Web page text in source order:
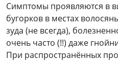
Симптомы проявляются в
бугорков в местах
зуда (не всегда),
очень часто (!!) даже
При распространённых